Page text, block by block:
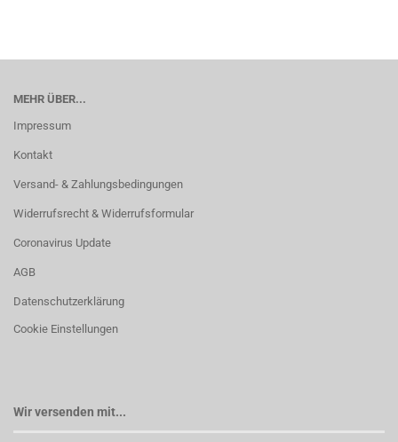
MEHR ÜBER...
Impressum
Kontakt
Versand- & Zahlungsbedingungen
Widerrufsrecht & Widerrufsformular
Coronavirus Update
AGB
Datenschutzerklärung
Cookie Einstellungen
Wir versenden mit...